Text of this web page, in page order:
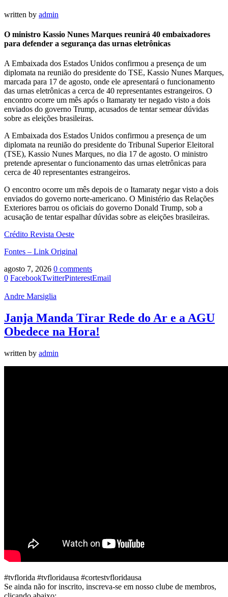
written by admin
O ministro Kassio Nunes Marques reunirá 40 embaixadores
para defender a segurança das urnas eletrônicas
A Embaixada dos Estados Unidos confirmou a presença de um
diplomata na reunião do presidente do TSE, Kassio Nunes Marques,
marcada para 17 de agosto, onde ele apresentará o funcionamento
das urnas eletrônicas a cerca de 40 representantes estrangeiros. O
encontro ocorre um mês após o Itamaraty ter negado visto a dois
enviados do governo Trump, acusados de tentar semear dúvidas
sobre as eleições brasileiras.
A Embaixada dos Estados Unidos confirmou a presença de um
diplomata na reunião do presidente do Tribunal Superior Eleitoral
(TSE), Kassio Nunes Marques, no dia 17 de agosto. O ministro
pretende apresentar o funcionamento das urnas eletrônicas para
cerca de 40 representantes estrangeiros.
O encontro ocorre um mês depois de o Itamaraty negar visto a dois
enviados do governo norte-americano. O Ministério das Relações
Exteriores barrou os oficiais do governo Donald Trump, sob a
acusação de tentar espalhar dúvidas sobre as eleições brasileiras.
Crédito Revista Oeste
Fontes – Link Original
agosto 7, 2026 0 comments
0 FacebookTwitterPinterestEmail
Andre Marsiglia
Janja Manda Tirar Rede do Ar e a AGU
Obedece na Hora!
written by admin
#tvflorida #tvfloridausa #cortestvfloridausa
Se ainda não for inscrito, inscreva-se em nosso clube de membros,